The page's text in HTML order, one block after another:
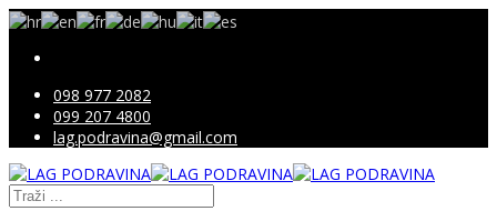
098 977 2082
099 207 4800
lag.podravina@gmail.com